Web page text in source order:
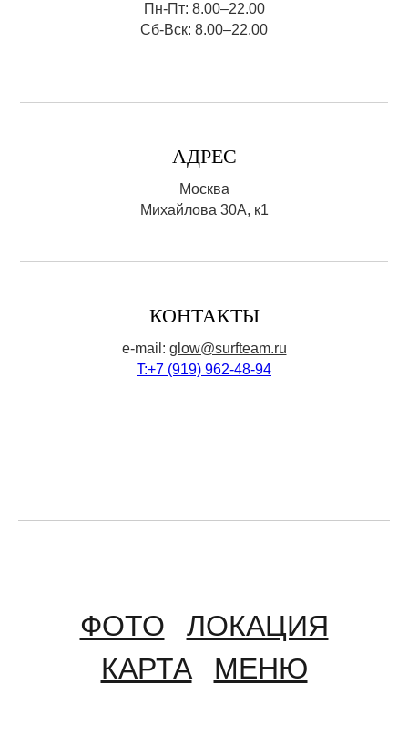
Пн-Пт: 8.00–22.00
Сб-Вск: 8.00–22.00
АДРЕС
Москва
Михайлова 30А, к1
КОНТАКТЫ
e-mail: glow@surfteam.ru
T:+7 (919) 962-48-94
ФОТО
ЛОКАЦИЯ
КАРТА
МЕНЮ